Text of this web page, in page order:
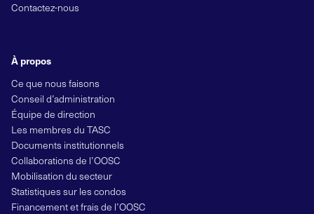
À propos
Ce que nous faisons
Conseil d’administration
Équipe de direction
Les membres du TASC
Documents institutionnels
Collaborations de l’OOSC
Mobilisation du secteur
Statistiques sur les condos
Financement et frais de l’OOSC
Contactez-nous